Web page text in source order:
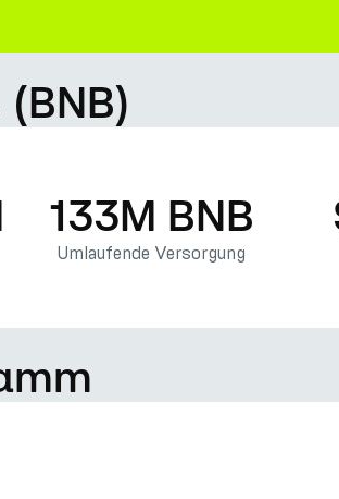
133M BNB
Umlaufende Versorgung